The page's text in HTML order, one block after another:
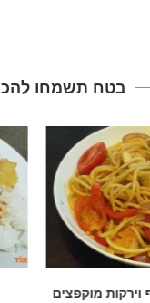
בטח תשמחו
עוף בצ'ילי מתוק